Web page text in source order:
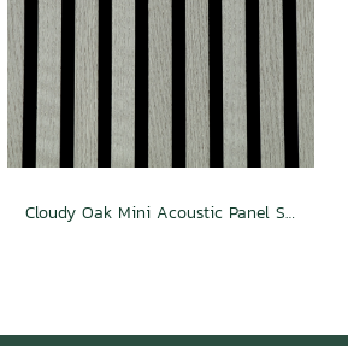
Cloudy Oak Mini Acoustic Panel Slat Wall